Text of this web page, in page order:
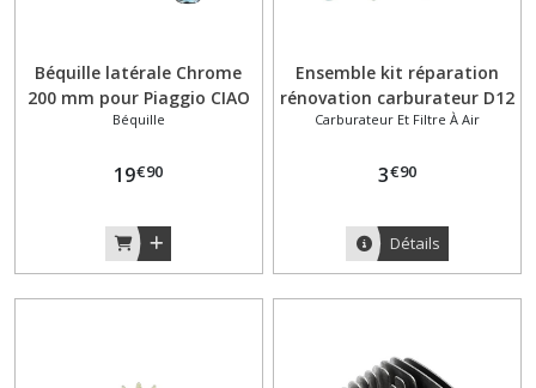
Béquille latérale Chrome
200 mm pour Piaggio CIAO
PX
Béquille
19€90
Ensemble kit réparation
rénovation carburateur D12
Piaggio Ciao PX
Carburateur Et Filtre À Air
3€90
Détails